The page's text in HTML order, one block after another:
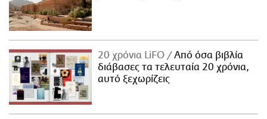
20 χρόνια LiFO
Από όσα βιβλία
διάβασες τα τελευταία 20 χρόνια,
αυτό ξεχωρίζεις